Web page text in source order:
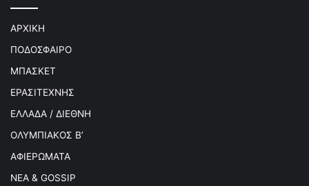
ΑΡΧΙΚΗ
ΠΟΔΟΣΦΑΙΡΟ
ΜΠΑΣΚΕΤ
ΕΡΑΣΙΤΕΧΝΗΣ
ΕΛΛΑΔΑ / ΔΙΕΘΝΗ
ΟΛΥΜΠΙΑΚΟΣ Β’
ΑΦΙΕΡΩΜΑΤΑ
ΝΕΑ & GOSSIP